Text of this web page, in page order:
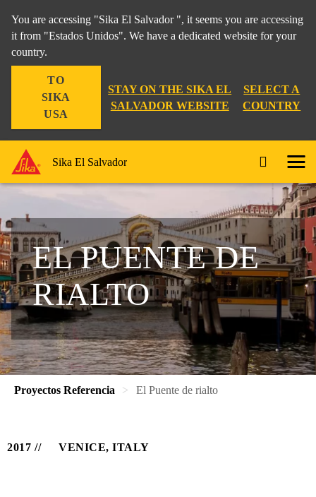
You are accessing "Sika El Salvador ", it seems you are accessing
it from "Estados Unidos". We have a dedicated website for your
country.
TO
SIKA
USA
STAY ON THE SIKA EL
SALVADOR WEBSITE
SELECT A
COUNTRY
Sika El Salvador
EL PUENTE DE
RIALTO
Proyectos Referencia El Puente de rialto
2017 VENICE, ITALY